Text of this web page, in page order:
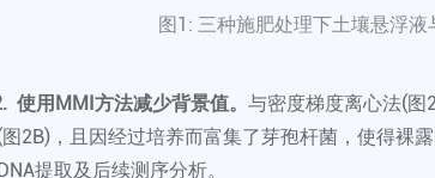
图1: 三种施肥处理下土壤悬浮液
使用MMI方法减少背景值。 与密度梯度离心法(
2B)，且因经过培养而富集了芽孢杆菌，使得裸
提取及后续测序分析。